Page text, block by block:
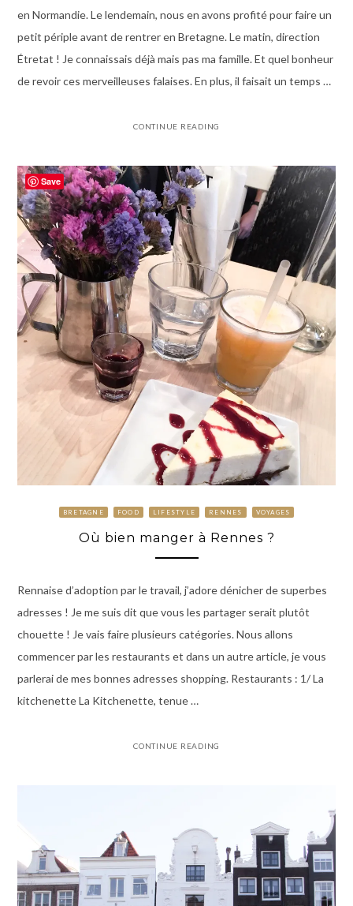
en Normandie. Le lendemain, nous en avons profité pour faire un
petit périple avant de rentrer en Bretagne. Le matin, direction
Étretat ! Je connaissais déjà mais pas ma famille. Et quel bonheur
de revoir ces merveilleuses falaises. En plus, il faisait un temps …
CONTINUE READING
BRETAGNE FOOD LIFESTYLE RENNES VOYAGES
Où bien manger à Rennes ?
Rennaise d’adoption par le travail, j’adore dénicher de superbes
adresses ! Je me suis dit que vous les partager serait plutôt
chouette ! Je vais faire plusieurs catégories. Nous allons
commencer par les restaurants et dans un autre article, je vous
parlerai de mes bonnes adresses shopping. Restaurants : 1/ La
kitchenette La Kitchenette, tenue …
CONTINUE READING
Save